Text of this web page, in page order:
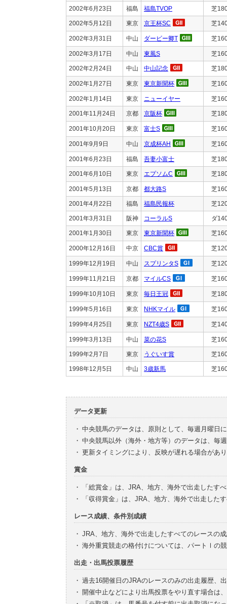
2002年6月23日 福島 福島TVOP 芝
2002年5月12日 東京 京王杯SC 芝
2002年3月31日 中山 ダービー卿T 芝
2002年3月17日 中山 東風S 芝
2002年2月24日 中山 中山記念 芝
2002年1月27日 東京 東京新聞杯 芝
2002年1月14日 東京 ニューイヤー 芝
2001年11月24日 京都 京阪杯 芝
2001年10月20日 東京 富士S 芝
2001年9月9日 中山 京成杯AH 芝
2001年6月23日 福島 吾妻小富士 芝
2001年6月10日 東京 エプソムC 芝
2001年5月13日 京都 都大路S 芝
2001年4月22日 福島 福島民報杯 芝
2001年3月31日 阪神 コーラルS ダ
2001年1月30日 東京 東京新聞杯 芝
2000年12月16日 中京 CBC賞 芝
1999年12月19日 中山 スプリンタS 芝
1999年11月21日 京都 マイルCS 芝
1999年10月10日 東京 毎日王冠 芝
1999年5月16日 東京 NHKマイル 芝
1999年4月25日 東京 NZT4歳S 芝
1999年3月13日 中山 菜の花S 芝
1999年2月7日 東京 うぐいす賞 芝
1998年12月5日 中山 3歳新馬 芝
データ更新
・ 中央競馬のデータは、原則として、毎週月曜日
・ 中央競馬以外（海外・地方等）のデータは、毎
・ 更新タイミングにより、反映が遅れる場合があ
賞金
・
「総賞金」は、JRA、地方、海外で出走したす
・
「収得賞金」は、JRA、地方、海外で出走した
レース成績、条件別成績
・ JRA、地方、海外で出走したすべてのレースの
・ 海外重賞競走の格付けについては、パートⅠの
出走・出馬投票履歴
・ 過去16開催日のJRAのレースのみの出走履歴、
・ 開催中止などにより出馬投票をやり直す場合は